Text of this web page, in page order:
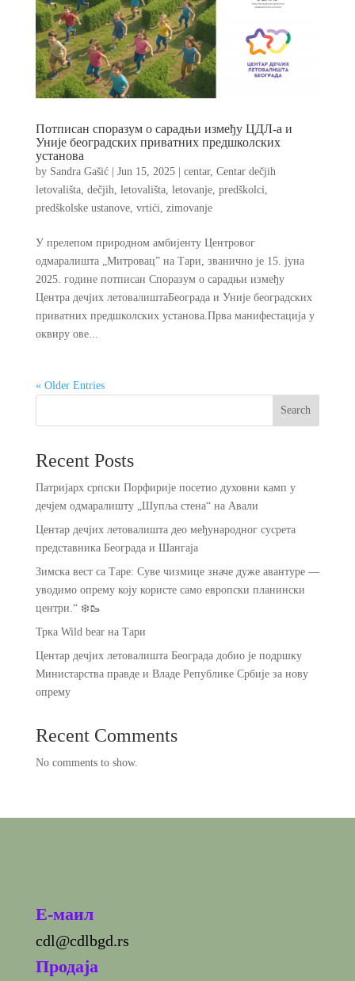
Потписан споразум о сарадњи између ЦДЛ-а и
Уније београдских приватних предшколских
установа
by Sandra Gašić| Jun 15, 2025| centar, Centar dečjih
letovališta, dečjih, letovališta, letovanje, predškolci,
predškolske ustanove, vrtići, zimovanje
У прелепом природном амбијенту Центровог
одмаралишта „Митровац” на Тари, званично je 15. јуна
2025. године потписан Споразум о сарадњи између
Центра дечјих летовалиштаБеограда и Уније београдских
приватних предшколских установа.Прва манифестација у
оквиру ове...
« Older Entries
Search
Recent Posts
Патријарх српски Порфирије посетио духовни камп у
дечјем одмаралишту „Шупља стена“ на Авали
Центар дечјих летовалишта део међународног сусрета
представника Београда и Шангаја
Зимска вест са Таре: Суве чизмице значе дуже авантуре —
уводимо опрему коју користе само европски планински
центри.“ ❄️🥾
Трка Wild bear на Тари
Центар дечјих летовалишта Београда добио је подршку
Министарства правде и Владе Републике Србије за нову
опрему
Recent Comments
No comments to show.
E-маил
cdl@cdlbgd.rs
Продаја